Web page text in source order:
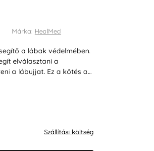
Márka: HealMed
a lábak védelmében.
elválasztani a
a lábujjat. Ez a kötés a…
Szállítási költség